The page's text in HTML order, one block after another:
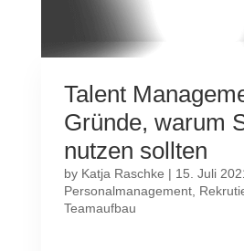
Talent
Gründe, warum
nutzen sollten
by Katja Raschke | 15. Juli
Personalmanagement,
Teamaufbau